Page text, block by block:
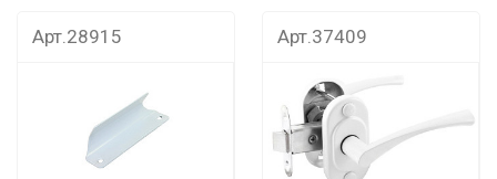
Арт.28915 Арт.37409